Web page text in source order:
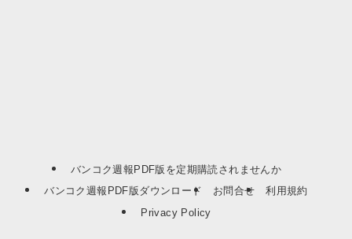
バンコク週報PDF版を定期購読されませんか
バンコク週報PDF版ダウンロード
お問合せ
利用規約
Privacy Policy